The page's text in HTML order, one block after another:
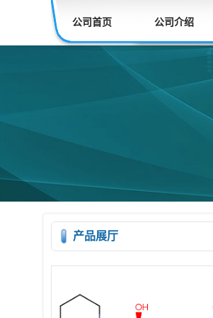
公司首页 公司介绍
产品展厅